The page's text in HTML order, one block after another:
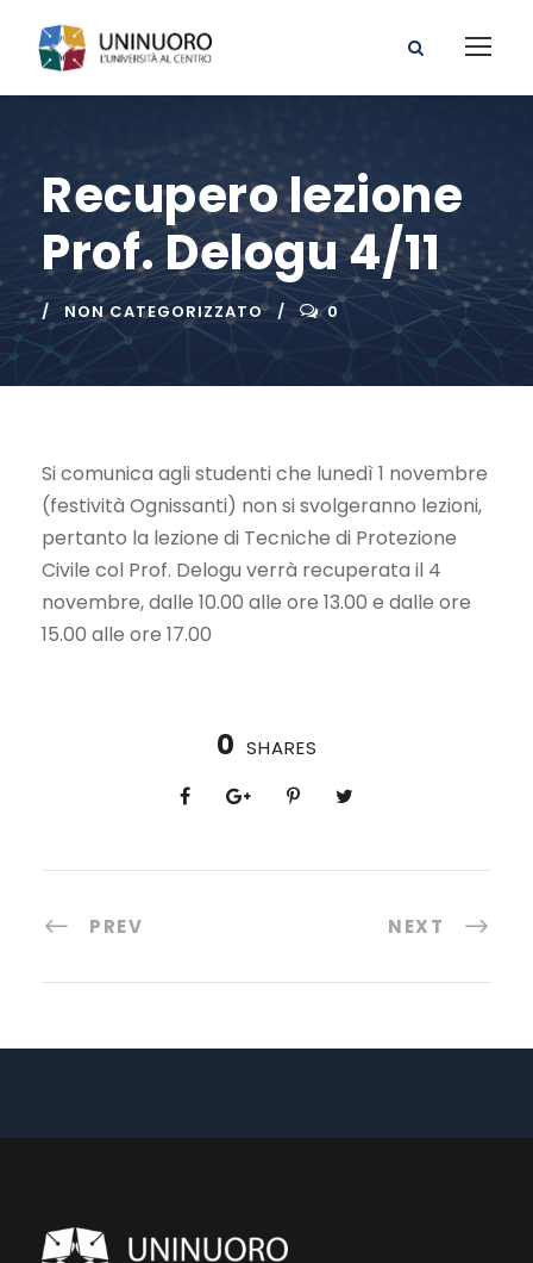
Recupero lezione
Prof. Delogu 4/11
NON CATEGORIZZATO 0
Si comunica agli studenti che lunedì 1 novembre
(festività Ognissanti) non si svolgeranno lezioni,
pertanto la lezione di Tecniche di Protezione
Civile col Prof. Delogu verrà recuperata il 4
novembre, dalle 10.00 alle ore 13.00 e dalle ore
15.00 alle ore 17.00
0 SHARES
PREV NEXT